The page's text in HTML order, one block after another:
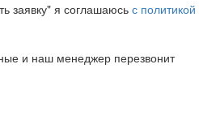
заявку" я соглашаюсь с политикой
и наш менеджер перезвонит